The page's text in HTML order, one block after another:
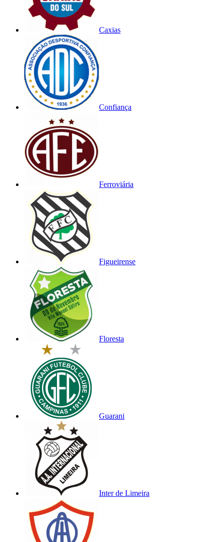
Caxias
Confiança
Ferroviária
Figueirense
Floresta
Guarani
Inter de Limeira